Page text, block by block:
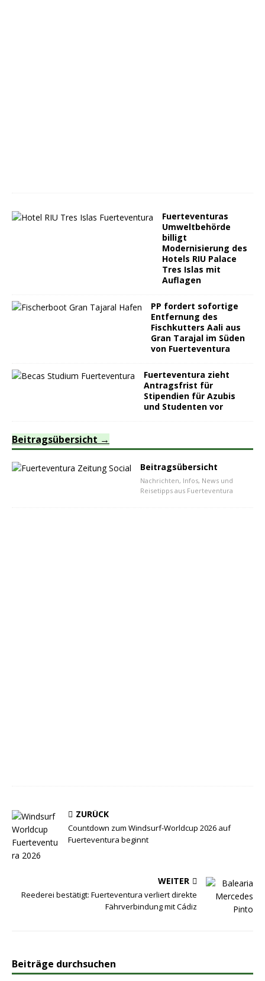
Fuerteventuras
Umweltbehörde
billigt
Modernisierung des
Hotels RIU Palace
Tres Islas mit
Auflagen
PP fordert sofortige
Entfernung des
Fischkutters Aali aus
Gran Tarajal im Süden
von Fuerteventura
Fuerteventura zieht
Antragsfrist für
Stipendien für Azubis
und Studenten vor
Beitragsübersicht
Beitragsübersicht
Nachrichten, Infos, News und
Reisetipps aus Fuerteventura
ZURÜCK
Countdown zum Windsurf-Worldcup 2026 auf
Fuerteventura beginnt
WEITER
Reederei bestätigt: Fuerteventura verliert direkte
Fährverbindung mit Cádiz
Beiträge durchsuchen